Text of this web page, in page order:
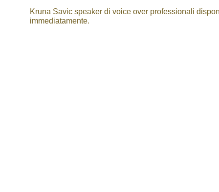
Kruna Savic speaker di voice over professionali
immediatamente.